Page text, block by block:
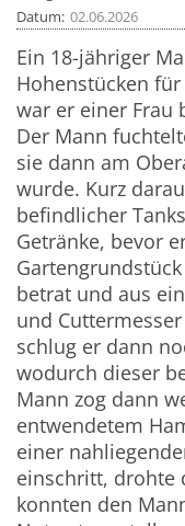
Datum 02.06.2026
Ein 18-jähriger
Hohenstücken
war er einer Frau
Der Mann
sie dann am
wurde. Kurz
befindlicher
Getränke, bevor
betrat und aus
und
schlug er dann
wodurch dieser
Mann zog dann
entwendetem
einer
einschritt, drohte
konnten den